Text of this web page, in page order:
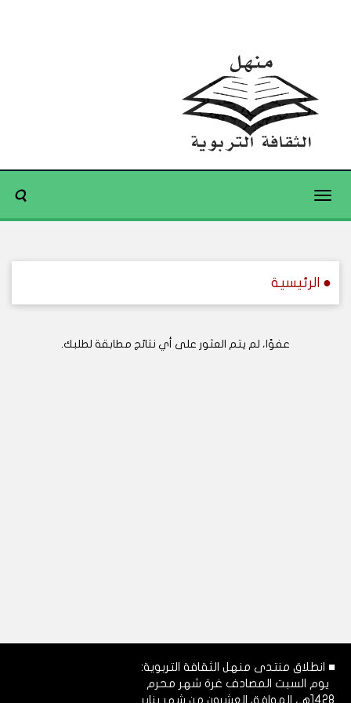
Toggle
● الرئيسية
عفوًا، لم يتم العثور على أي نتائج مطابقة لطلبك.
■ انطلاق منتدى منهل الثقافة التربوية:
يوم السبت المصادف غرة شهر محرم
1428هـ، الموافق العشرون من شهر يناير